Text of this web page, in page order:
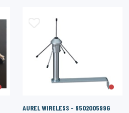
AUREL WIRELESS - 650200599G